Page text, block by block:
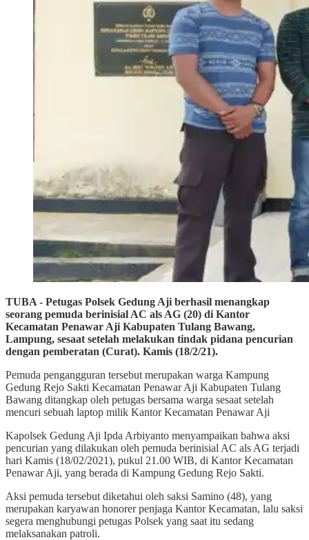
TUBA - Petugas Polsek Gedung Aji berhasil menangkap
seorang pemuda berinisial AC als AG (20) di Kantor
Kecamatan Penawar Aji Kabupaten Tulang Bawang,
Lampung, sesaat setelah melakukan tindak pidana pencurian
dengan pemberatan (Curat). Kamis (18/2/21).
Pemuda pengangguran tersebut merupakan warga Kampung
Gedung Rejo Sakti Kecamatan Penawar Aji Kabupaten Tulang
Bawang ditangkap oleh petugas bersama warga sesaat setelah
mencuri sebuah laptop milik Kantor Kecamatan Penawar Aji
Kapolsek Gedung Aji Ipda Arbiyanto menyampaikan bahwa aksi
pencurian yang dilakukan oleh pemuda berinisial AC als AG terjadi
hari Kamis (18/02/2021), pukul 21.00 WIB, di Kantor Kecamatan
Penawar Aji, yang berada di Kampung Gedung Rejo Sakti.
Aksi pemuda tersebut diketahui oleh saksi Samino (48), yang
merupakan karyawan honorer penjaga Kantor Kecamatan, lalu saksi
segera menghubungi petugas Polsek yang saat itu sedang
melaksanakan patroli.